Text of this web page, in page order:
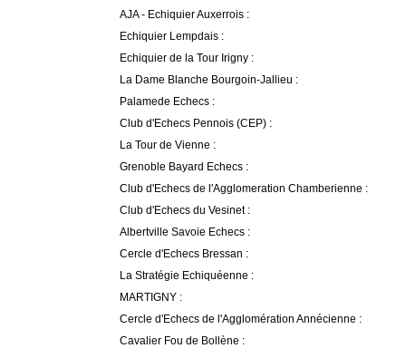
AJA - Echiquier Auxerrois :
Echiquier Lempdais :
Echiquier de la Tour Irigny :
La Dame Blanche Bourgoin-Jallieu :
Palamede Echecs :
Club d'Echecs Pennois (CEP) :
La Tour de Vienne :
Grenoble Bayard Echecs :
Club d'Echecs de l'Agglomeration Chamberienne :
Club d'Echecs du Vesinet :
Albertville Savoie Echecs :
Cercle d'Echecs Bressan :
La Stratégie Echiquéenne :
MARTIGNY :
Cercle d'Echecs de l'Agglomération Annécienne :
Cavalier Fou de Bollène :